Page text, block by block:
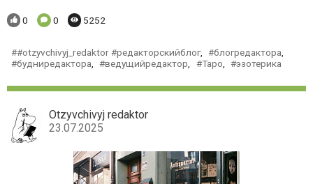
Понравилось:
0 Комментариев:
0 Просмотров:
5252
#otzyvchivyj_redaktor #редакторскийблог, блогредактора
будниредактора
ведущийредактор Таро эзотерика
Otzyvchivyj redaktor
23.07.2025